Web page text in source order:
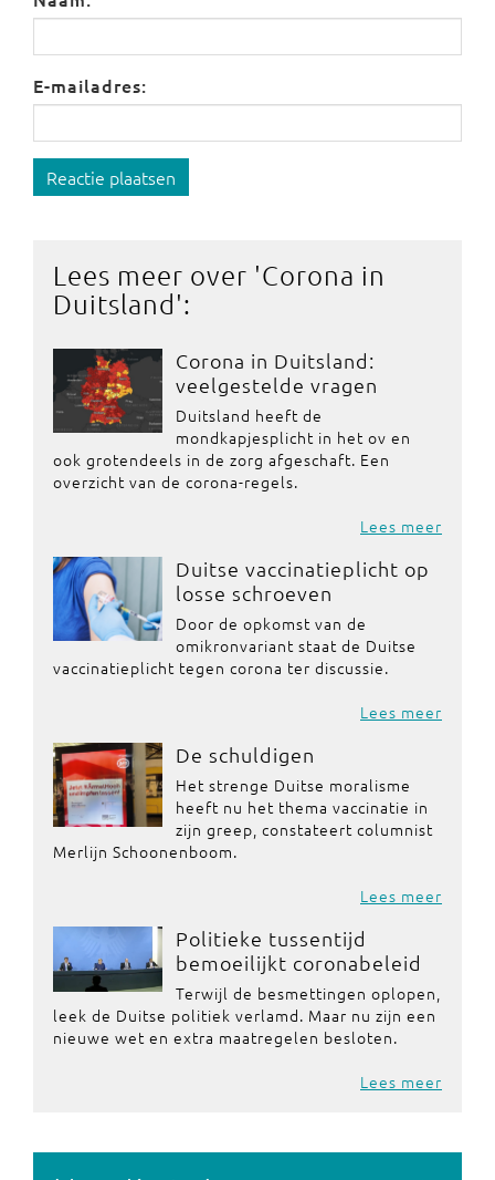
E-mailadres:
Reactie plaatsen
Lees meer over 'Corona in
Duitsland':
Corona in Duitsland:
veelgestelde vragen
Duitsland heeft de
mondkapjesplicht in het ov en
ook grotendeels in de zorg afgeschaft. Een
overzicht van de corona-regels.
Lees meer
Duitse vaccinatieplicht op
losse schroeven
Door de opkomst van de
omikronvariant staat de Duitse
vaccinatieplicht tegen corona ter discussie.
Lees meer
De schuldigen
Het strenge Duitse moralisme
heeft nu het thema vaccinatie in
zijn greep, constateert columnist
Merlijn Schoonenboom.
Lees meer
Politieke tussentijd
bemoeilijkt coronabeleid
Terwijl de besmettingen oplopen,
leek de Duitse politiek verlamd. Maar nu zijn een
nieuwe wet en extra maatregelen besloten.
Lees meer